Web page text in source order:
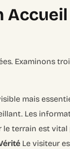
Examinons
mais
Les
terrain est
Le visiteur